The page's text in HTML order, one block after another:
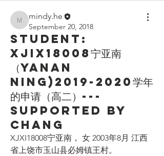
mindy.he
mindy.he
September 20, 2018
Student:
XJIX18008宁亚南
（Yanan
Ning)2019-2020学年
的申请（高二）---
Supported by
Chang
XJXI18008宁亚南， 女 2003年8月 江西
省上饶市玉山县必姆镇王村。